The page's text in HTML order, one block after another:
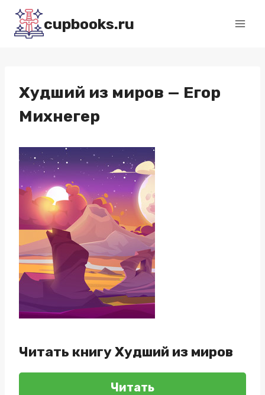
Перейти
содержимому
cupbooks.ru
Худший из миров — Егор
Михнегер
Читать книгу Худший из миров
Читать